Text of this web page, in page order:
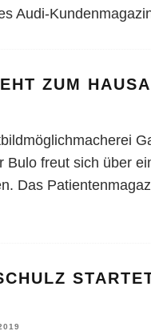
Audi-
ZUM
Bulo freut sich über
Das